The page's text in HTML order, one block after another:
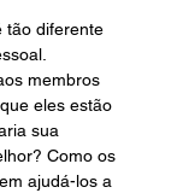
tão diferente
membros
eles estão
sua
Como os
ajudá-los a